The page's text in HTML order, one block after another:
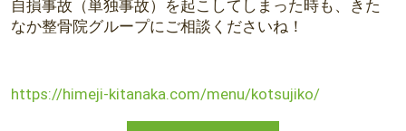
自損事故（単独事故）を起こしてしまった時も、きた
なか整骨院グループにご相談くださいね！
https://himeji-kitanaka.com/menu/kotsujiko/